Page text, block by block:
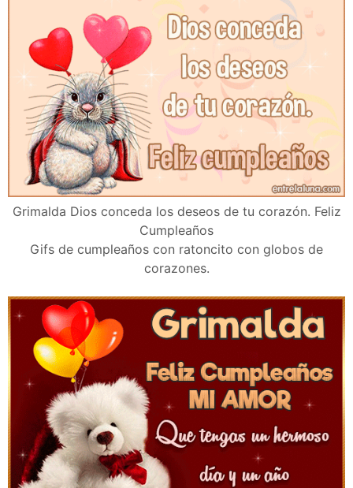
Grimalda Dios conceda los deseos de tu corazón. Feliz
Cumpleaños
Gifs de cumpleaños con ratoncito con globos de
corazones.